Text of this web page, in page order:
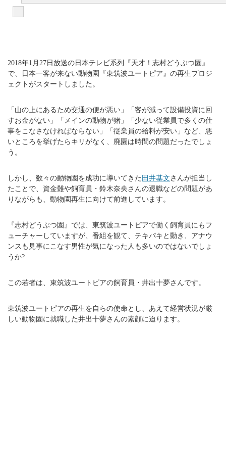
2018年1月27日放送の日本テレビ系列『天才！志村どうぶつ園』
で、日本一客が来ない動物園『東筑波ユートピア』の再生プロジ
ェクトがスタートしました。
「山の上にあるため交通の便が悪い」「客が減って設備投資に回
すお金がない」「メインの動物が猪」「少ない従業員で多くの仕
事をこなさなければならない」「従業員の給料が安い」など、悪
いところを挙げたらキリがなく、廃園は時間の問題だったでしょ
う。
しかし、数々の動物園を成功に導いてきた 田井基文さんが担当し
たことで、資金難や飼育員・鈴木奈央さんの退職などの問題があ
りながらも、動物園再生に向けて前進しています。
『志村どうぶつ園』では、東筑波ユートピアで働く飼育員にもフ
ューチャーしていますが、番組を観て、テキパキと動き、アナウ
ンスも見事にこなす男性が気になった人も多いのではないでしょ
うか?
この若者は、東筑波ユートピアの飼育員・井出十夢さんです。
東筑波ユートピアの再生を自らの使命とし、あえて経営状況が厳
しい動物園に就職した井出十夢さんの素顔に迫ります。